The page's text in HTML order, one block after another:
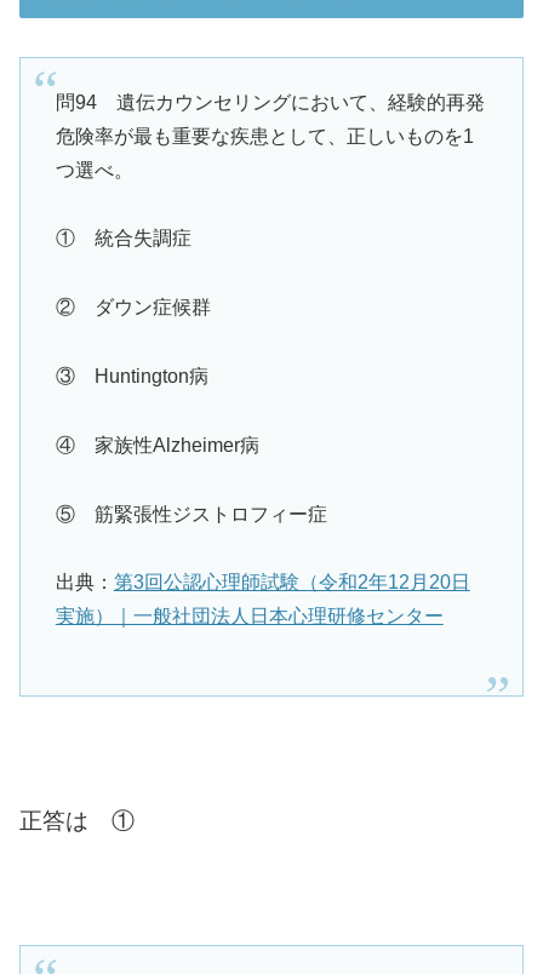
問94 遺伝カウンセリングにおいて、経験的再発
危険率が最も重要な疾患として、正しいものを1
つ選べ。
① 統合失調症
② ダウン症候群
③ Huntington病
④ 家族性Alzheimer病
⑤ 筋緊張性ジストロフィー症
出典： 第3回公認心理師試験（令和2年12月20日
実施）｜一般社団法人日本心理研修センター
正答は ①